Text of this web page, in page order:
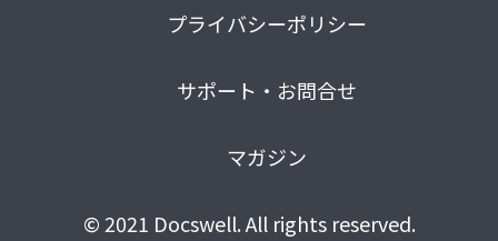
プライバシーポリシー
サポート・お問合せ
マガジン
© 2021 Docswell. All rights reserved.